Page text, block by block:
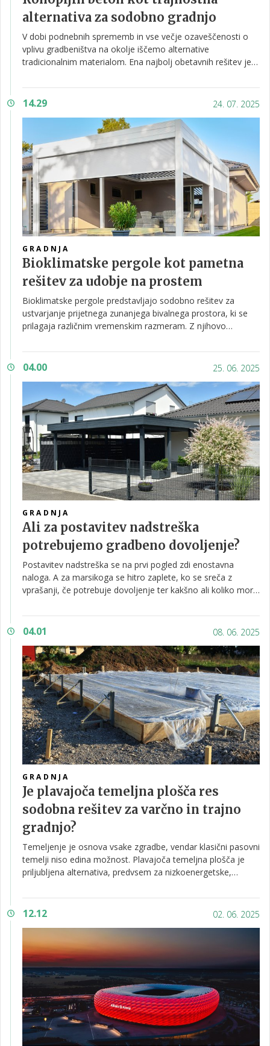
alternativa za sodobno gradnjo
V dobi podnebnih sprememb in vse večje ozaveščenosti o
vplivu gradbeništva na okolje iščemo alternative
tradicionalnim materialom. Ena najbolj obetavnih rešitev je
14.29 24. 07. 2025
GRADNJA
Bioklimatske pergole kot pametna
rešitev za udobje na prostem
Bioklimatske pergole predstavljajo sodobno rešitev za
ustvarjanje prijetnega zunanjega bivalnega prostora, ki se
prilagaja različnim vremenskim razmeram. Z njihovo
sončne oaze v popolnoma zaščiten prostor pred dežjem ali
vetrom.
04.00 25. 06. 2025
GRADNJA
Ali za postavitev nadstreška
potrebujemo gradbeno dovoljenje?
Postavitev nadstreška se na prvi pogled zdi enostavna
naloga. A za marsikoga se hitro zaplete, ko se sreča z
vprašanji, če potrebuje dovoljenje ter kakšno ali koliko mora
predvsem od tega, za kakšen tip nadstreška gre. Pomembna
je tudi njegova velikost, namembnost in lokacija.
04.01 08. 06. 2025
GRADNJA
Je plavajoča temeljna plošča res
sodobna rešitev za varčno in trajno
gradnjo?
Temeljenje je osnova vsake zgradbe, vendar klasični pasovni
temelji niso edina možnost. Plavajoča temeljna plošča je
priljubljena alternativa, predvsem za nizkoenergetske,
plošči, ki sloni neposredno na gramozni ali peščeni podlagi.
Njena posebnost je toplotna izolacija pod betonom, ki
toplotni ovoj stavbe. To je ključno za projekte, kjer so
energijske izgube pomembne.
12.12 02. 06. 2025